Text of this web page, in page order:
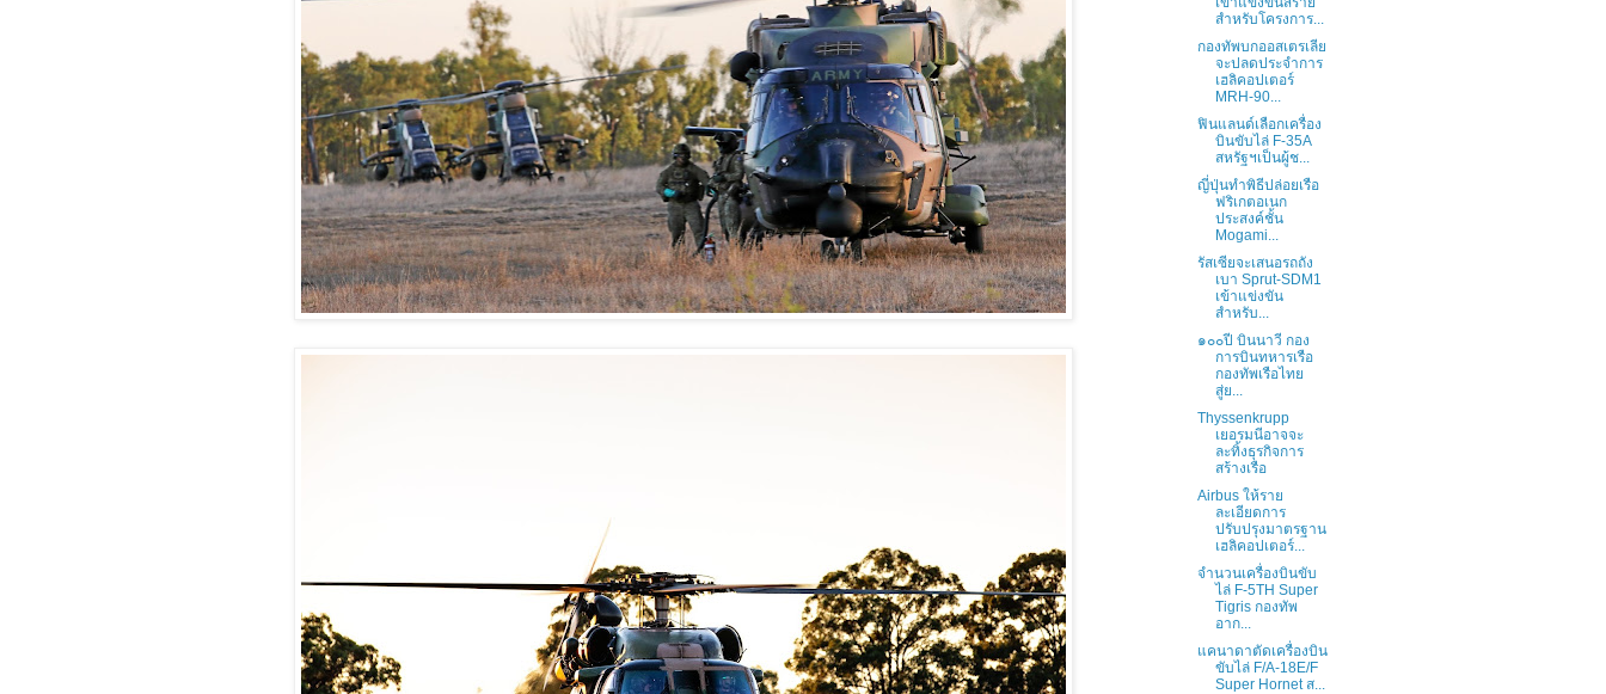
สำหรับโครงการ...
กองทัพบกออสเตรเลีย
จะปลดประจำการ
เฮลิคอปเตอร์
MRH-90...
ฟินแลนด์เลือกเครื่อง
บินขับไล่ F-35A
สหรัฐฯเป็นผู้ช...
ญี่ปุ่นทำพิธีปล่อยเรือ
ฟริเกตอเนก
ประสงค์ชั้น
Mogami...
รัสเซียจะเสนอรถถัง
เบา Sprut-SDM1
เข้าแข่งขัน
สำหรับ...
๑๐๐ปี บินนาวี กอง
การบินทหารเรือ
กองทัพเรือไทย
สู่ย...
Thyssenkrupp
เยอรมนีอาจจะ
ละทิ้งธุรกิจการ
สร้างเรือ
Airbus ให้ราย
ละเอียดการ
ปรับปรุงมาตรฐาน
เฮลิคอปเตอร์...
จำนวนเครื่องบินขับ
ไล่ F-5TH Super
Tigris กองทัพ
อาก...
แคนาดาตัดเครื่องบิน
ขับไล่ F/A-18E/F
Super Hornet ส...